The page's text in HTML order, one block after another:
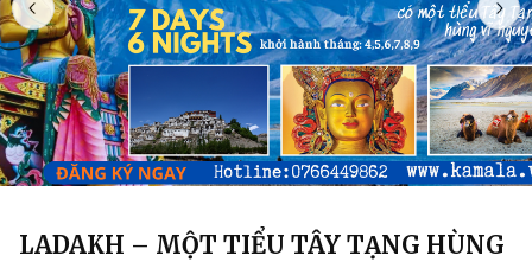
LADAKH – MỘT TIỂU TÂY TẠNG HÙNG